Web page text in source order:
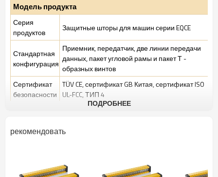
Модель продукта
Серия
продуктов
Защитные шторы для машин серии EQCE
Стандартная
конфигурация
Приемник, передатчик, две линии передачи
данных, пакет угловой рамы и пакет Т -
образных винтов
Сертификат
безопасности
TÜV CE, сертификат GB Китая, сертификат ISO
UL-FCC, ТИП 4
разрешения
ПОДРОБНЕЕ
рекомендовать